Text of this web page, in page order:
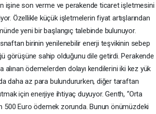
işine son verme ve perakende ticaret işletmesini
Özellikle küçük işletmelerin fiyat artışlarından
yeni bir başlangıç talebinde bulunuyor.
birinin yenilenebilir enerji teşvikinin sebep
görüşüne sahip olduğunu dile getirdi. Perakende
ödemelerden dolayı kendilerini iki kez yük
daha az para bulundururken, diğer taraftan
için enerjiye ihtiyaç duyuyor. Genth, “Orta
500 Euro ödemek zorunda. Bunun önümüzdeki